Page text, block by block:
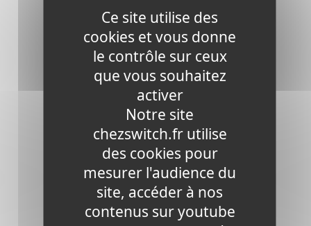
Foyers Alimentés
Horizon 2024
0KG
Ce site utilise des
cookies et vous donne
le contrôle sur ceux
que vous souhaitez
activer
Notre site
chezswitch.fr utilise
des cookies pour
mesurer l'audience du
site, accéder à nos
contenus sur youtube